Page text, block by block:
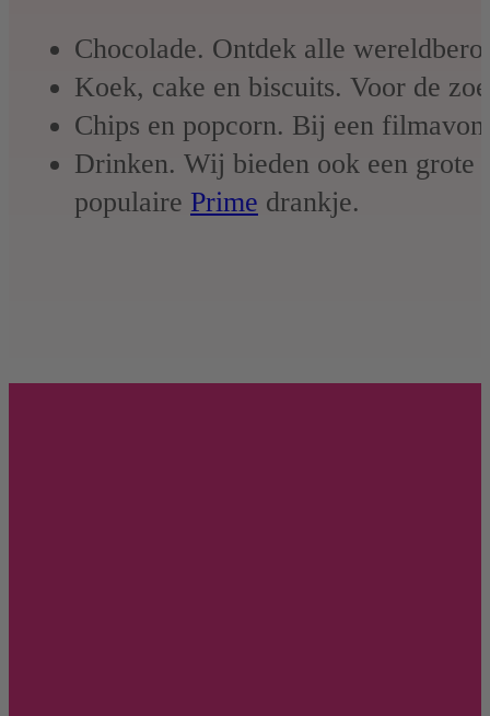
Chocolade. Ontdek alle
Koek, cake en biscuits. Voor de
Chips en popcorn. Bij een
Drinken. Wij bieden ook een grote
populaire Prime drankje.